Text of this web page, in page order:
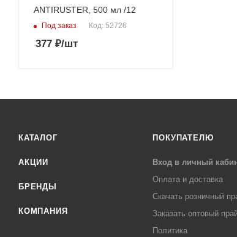
ANTIRUSTER, 500 мл /12
Под заказ Код: 52726
377 ₽/шт
КАТАЛОГ
АКЦИИ
БРЕНДЫ
КОМПАНИЯ
ПОКУПАТЕЛЮ
Вход в личный
Оплата и доставка
Скачать розничный
Заказать оптовый
Политика